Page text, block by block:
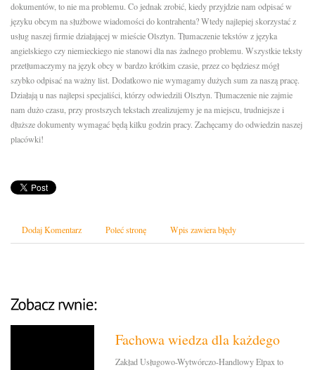
dokumentów, to nie ma problemu. Co jednak zrobić, kiedy przyjdzie nam odpisać w
języku obcym na służbowe wiadomości do kontrahenta? Wtedy najlepiej skorzystać z
usług naszej firmie działającej w mieście Olsztyn. Tłumaczenie tekstów z języka
angielskiego czy niemieckiego nie stanowi dla nas żadnego problemu. Wszystkie teksty
przetłumaczymy na język obcy w bardzo krótkim czasie, przez co będziesz mógł
szybko odpisać na ważny list. Dodatkowo nie wymagamy dużych sum za naszą pracę.
Działają u nas najlepsi specjaliści, którzy odwiedzili Olsztyn. Tłumaczenie nie zajmie
nam dużo czasu, przy prostszych tekstach zrealizujemy je na miejscu, trudniejsze i
dłuższe dokumenty wymagać będą kilku godzin pracy. Zachęcamy do odwiedzin naszej
placówki!
Dodaj Komentarz Poleć stronę Wpis zawiera błędy
Fachowa wiedza dla każdego
Zakład Usługowo-Wytwórczo-Handlowy Elpax to